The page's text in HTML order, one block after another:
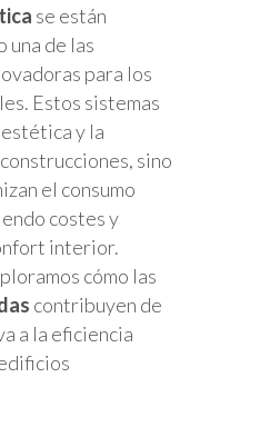
se están
una de las
para los
Estos sistemas
y la
sino
el consumo
costes y
interior.
cómo las
contribuyen de
a la eficiencia